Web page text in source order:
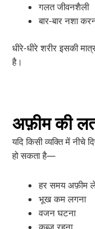
गलत जीवनशैली
बार-बार नशा
धीरे-धीरे शरीर इसकी
है।
अफ़ीम की
यदि किसी व्यक्ति में नीचे
हो सकता है—
हर समय अफ़ीम
भूख कम लगना
वजन घटना
कब्ज रहना